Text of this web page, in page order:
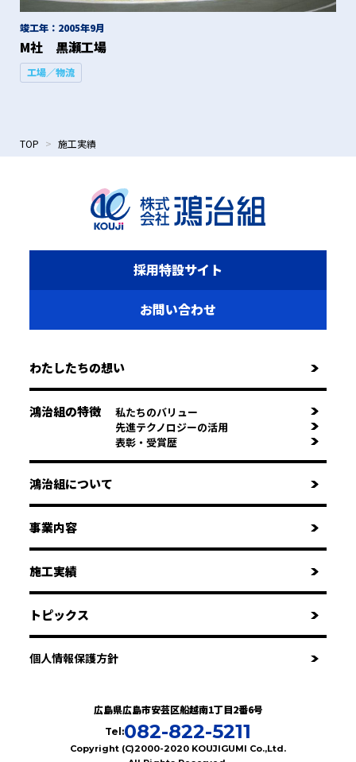
竣工年：2005年9月
M社 黒瀬工場
工場／物流
TOP 施工実績
採用特設サイト
お問い合わせ
わたしたちの想い
鴻治組の特徴
私たちのバリュー
先進テクノロジーの活用
表彰・受賞歴
鴻治組について
事業内容
施工実績
トピックス
個人情報保護方針
広島県広島市安芸区船越南1丁目2番6号
Tel:082-822-5211
Copyright (C)2000-2020 KOUJIGUMI Co.,Ltd.